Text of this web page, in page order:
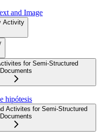
and Image
Activity
for Semi-Structured
Documents
hipótesis
Activites for Semi-Structured
Documents